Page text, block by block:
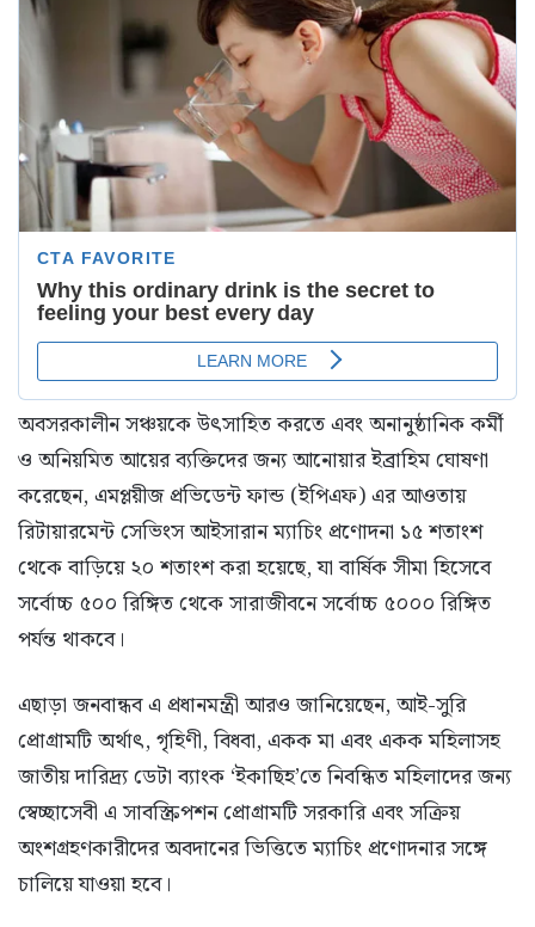
অবসরকালীন সঞ্চয়কে উৎসাহিত করতে এবং অনানুষ্ঠানিক কর্মী
ও অনিয়মিত আয়ের ব্যক্তিদের জন্য আনোয়ার ইব্রাহিম ঘোষণা
করেছেন, এমপ্লয়ীজ প্রভিডেন্ট ফান্ড (ইপিএফ) এর আওতায়
রিটায়ারমেন্ট সেভিংস আইসারান ম্যাচিং প্রণোদনা ১৫ শতাংশ
থেকে বাড়িয়ে ২০ শতাংশ করা হয়েছে, যা বার্ষিক সীমা হিসেবে
সর্বোচ্চ ৫০০ রিঙ্গিত থেকে সারাজীবনে সর্বোচ্চ ৫০০০ রিঙ্গিত
পর্যন্ত থাকবে।
এছাড়া জনবান্ধব এ প্রধানমন্ত্রী আরও জানিয়েছেন, আই-সুরি
প্রোগ্রামটি অর্থাৎ, গৃহিণী, বিধবা, একক মা এবং একক মহিলাসহ
জাতীয় দারিদ্র্য ডেটা ব্যাংক ‘ইকাছিহ’তে নিবন্ধিত মহিলাদের জন্য
স্বেচ্ছাসেবী এ সাবস্ক্রিপশন প্রোগ্রামটি সরকারি এবং সক্রিয়
অংশগ্রহণকারীদের অবদানের ভিত্তিতে ম্যাচিং প্রণোদনার সঙ্গে
চালিয়ে যাওয়া হবে।